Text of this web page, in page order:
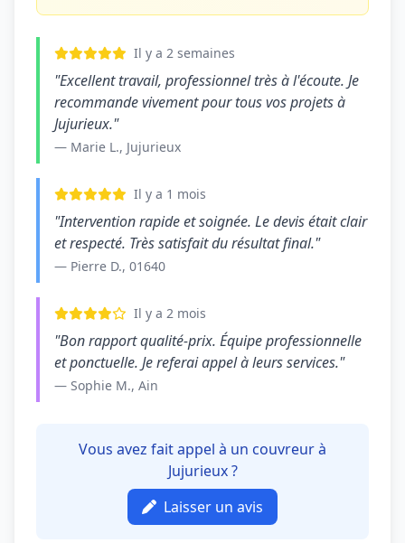
Il y a 2 semaines
"Excellent travail, professionnel très à l'écoute. Je
recommande vivement pour tous vos projets à
Jujurieux."
— Marie L., Jujurieux
Il y a 1 mois
"Intervention rapide et soignée. Le devis était clair
et respecté. Très satisfait du résultat final."
— Pierre D., 01640
Il y a 2 mois
"Bon rapport qualité-prix. Équipe professionnelle
et ponctuelle. Je referai appel à leurs services."
— Sophie M., Ain
Vous avez fait appel à un couvreur à
Jujurieux ?
Laisser un avis